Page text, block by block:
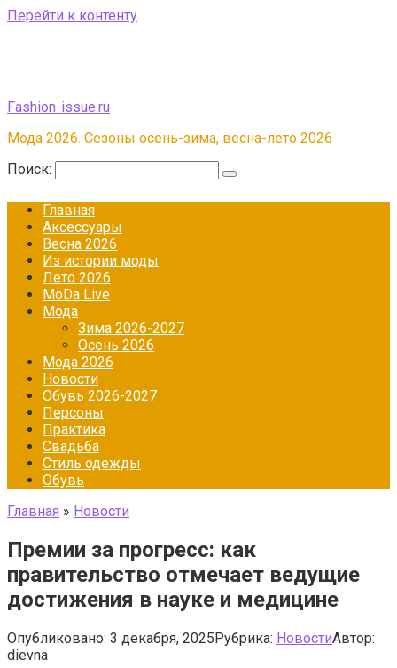
Перейти к контенту
Fashion-issue.ru
Мода 2026. Сезоны осень-зима, весна-лето 2026
Поиск:
Главная
Аксессуары
Весна 2026
Из истории моды
Лето 2026
МоDа Live
Мода
Зима 2026-2027
Осень 2026
Мода 2026
Новости
Обувь 2026-2027
Персоны
Практика
Свадьба
Стиль одежды
Обувь
Главная » Новости
Премии за прогресс: как
правительство отмечает ведущие
достижения в науке и медицине
Опубликовано: 3 декабря, 2025Рубрика: НовостиАвтор:
dievna